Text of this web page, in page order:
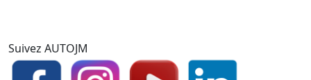
Suivez AUTOJM